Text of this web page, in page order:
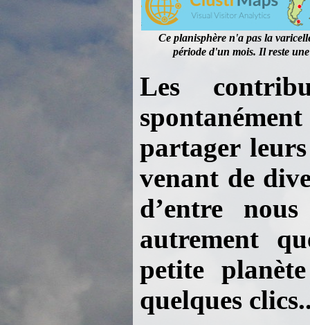
Ce planisphère n'a pas la
période d'un mois. Il reste
Les
partager
venant de
d’entre
autrement
petite
quelques